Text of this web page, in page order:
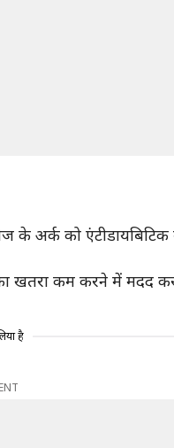
अर्क को
खतरा कम करने में मदद
है